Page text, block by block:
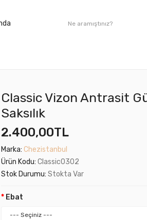
Classic Vizon Antrasit
Saksılık
2.400,00TL
Marka: Chezistanbul
Ürün Kodu: Classic0302
Stok Durumu: Stokta Var
Ebat